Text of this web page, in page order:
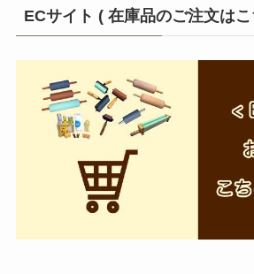
ECサイト ( 在庫品のご注文は